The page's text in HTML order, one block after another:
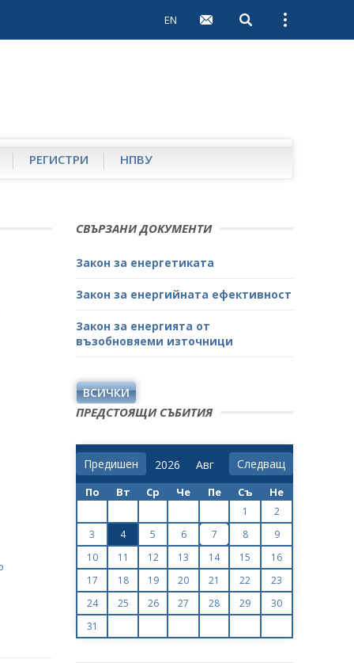
EN Open search
Open
РЕГИСТРИ НПВУ
СВЪРЗАНИ ДОКУМЕНТИ
Закон за енергетиката
Закон за енергийната ефективност
Закон за енергията от
възобновяеми източници
ВСИЧКИ
ПРЕДСТОЯЩИ СЪБИТИЯ
Предишен Следващ
По Вт Ср Че Пе Съ Не
1
2
3
4 5 6 7 8
9
10
11 12 13 14 15
16
17
18 19 20 21 22
23
24
25 26 27 28 29
30
31